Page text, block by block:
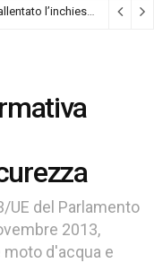
Bayesian, la carenza di giudici può aver rallentato l’inchiesta (Cronaca)
del Parlamento
2013,
moto d'acqua e